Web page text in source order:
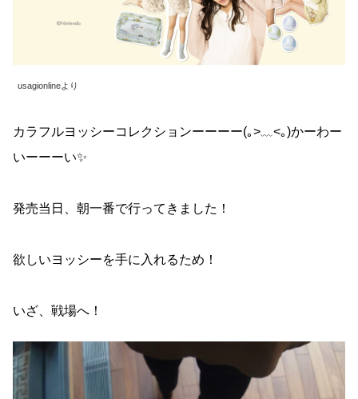
usagionlineより
カラフルヨッシーコレクションーーーー(｡>﹏<｡)かーわー
いーーーい✨
発売当日、朝一番で行ってきました！
欲しいヨッシーを手に入れるため！
いざ、戦場へ！